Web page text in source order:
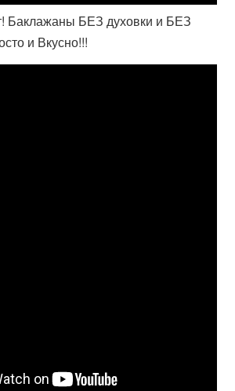
Баклажаны БЕЗ духовки и БЕЗ
и Вкусно!!!